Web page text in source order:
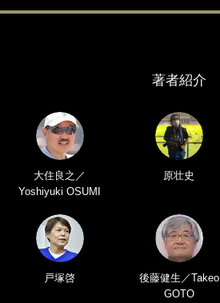
著者紹介
大住良之／
Yoshiyuki OSUMI
原壮史
戸塚啓
後藤健生／Takeo
GOTO